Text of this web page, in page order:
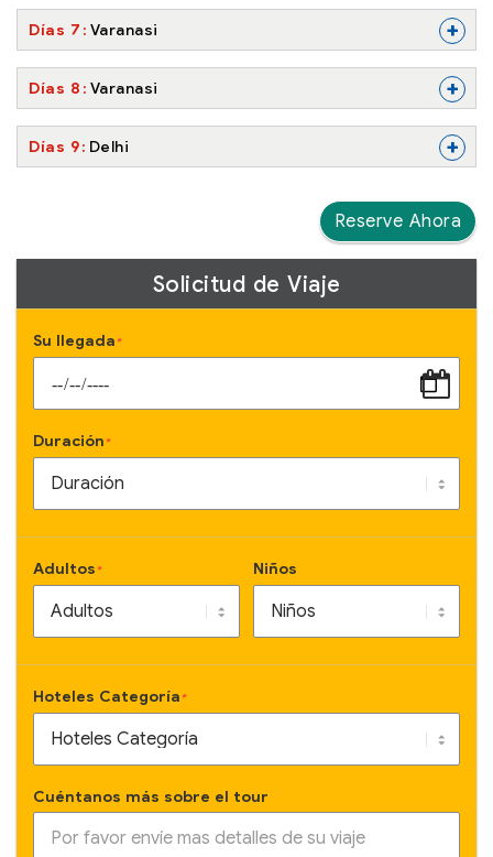
Días 7 Varanasi +
Días 8 Varanasi +
Días 9 Delhi +
Reserve Ahora
Solicitud de Viaje
Su llegada *
Duración *
Adultos * Niños
Hoteles Categoría *
Cuéntanos más sobre el tour